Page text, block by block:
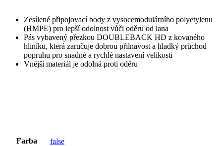
Zesílené připojovací body z vysocemodulárního polyetylenu
(HMPE) pro lepší odolnost vůči oděru od lana
Pás vybavený přezkou DOUBLEBACK HD z kovaného
hliníku, která zaručuje dobrou přilnavost a hladký průchod
popruhu pro snadné a rychlé nastavení velikosti
Vnější materiál je odolná proti oděru
Farba false